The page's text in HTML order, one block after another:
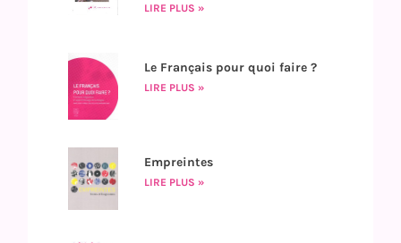
LIRE PLUS »
Le Français pour quoi faire ?
LIRE PLUS »
Empreintes
LIRE PLUS »